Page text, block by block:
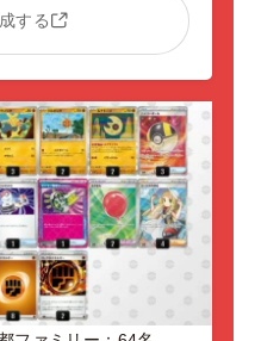
する